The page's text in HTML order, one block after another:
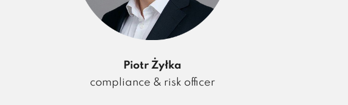
Piotr Żyłka
compliance & risk officer